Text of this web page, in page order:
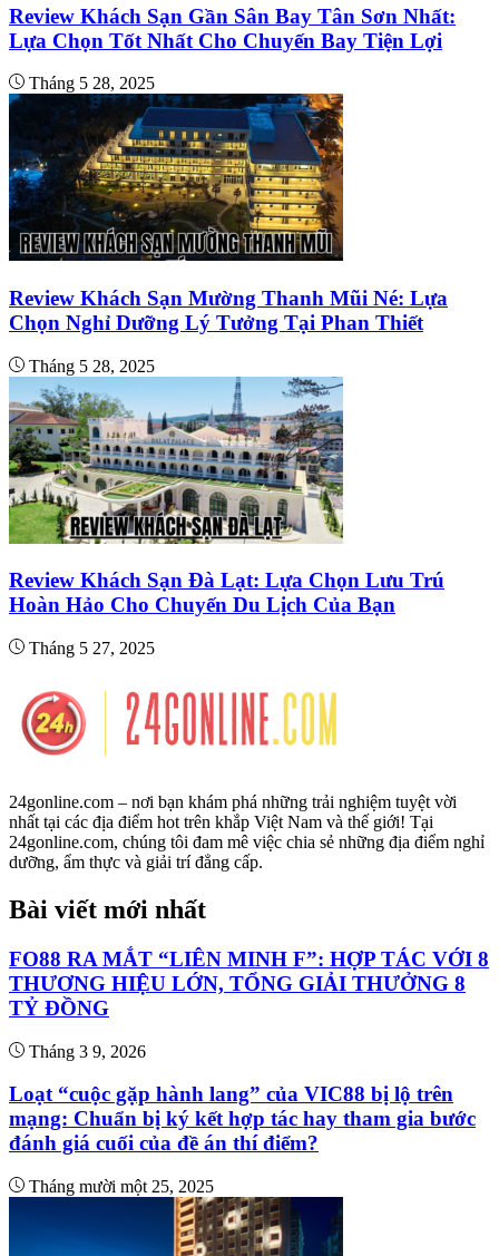
Review Khách Sạn Gần Sân Bay Tân Sơn Nhất:
Lựa Chọn Tốt Nhất Cho Chuyến Bay Tiện Lợi
Tháng 5 28, 2025
Review Khách Sạn Mường Thanh Mũi Né: Lựa
Chọn Nghỉ Dưỡng Lý Tưởng Tại Phan Thiết
Tháng 5 28, 2025
Review Khách Sạn Đà Lạt: Lựa Chọn Lưu Trú
Hoàn Hảo Cho Chuyến Du Lịch Của Bạn
Tháng 5 27, 2025
24gonline.com – nơi bạn khám phá những trải nghiệm tuyệt vời
nhất tại các địa điểm hot trên khắp Việt Nam và thế giới! Tại
24gonline.com, chúng tôi đam mê việc chia sẻ những địa điểm nghỉ
dưỡng, ẩm thực và giải trí đẳng cấp.
Bài viết mới nhất
FO88 RA MẮT “LIÊN MINH F”: HỢP TÁC VỚI 8
THƯƠNG HIỆU LỚN, TỔNG GIẢI THƯỞNG 8
TỶ ĐỒNG
Tháng 3 9, 2026
Loạt “cuộc gặp hành lang” của VIC88 bị lộ trên
mạng: Chuẩn bị ký kết hợp tác hay tham gia bước
đánh giá cuối của đề án thí điểm?
Tháng mười một 25, 2025